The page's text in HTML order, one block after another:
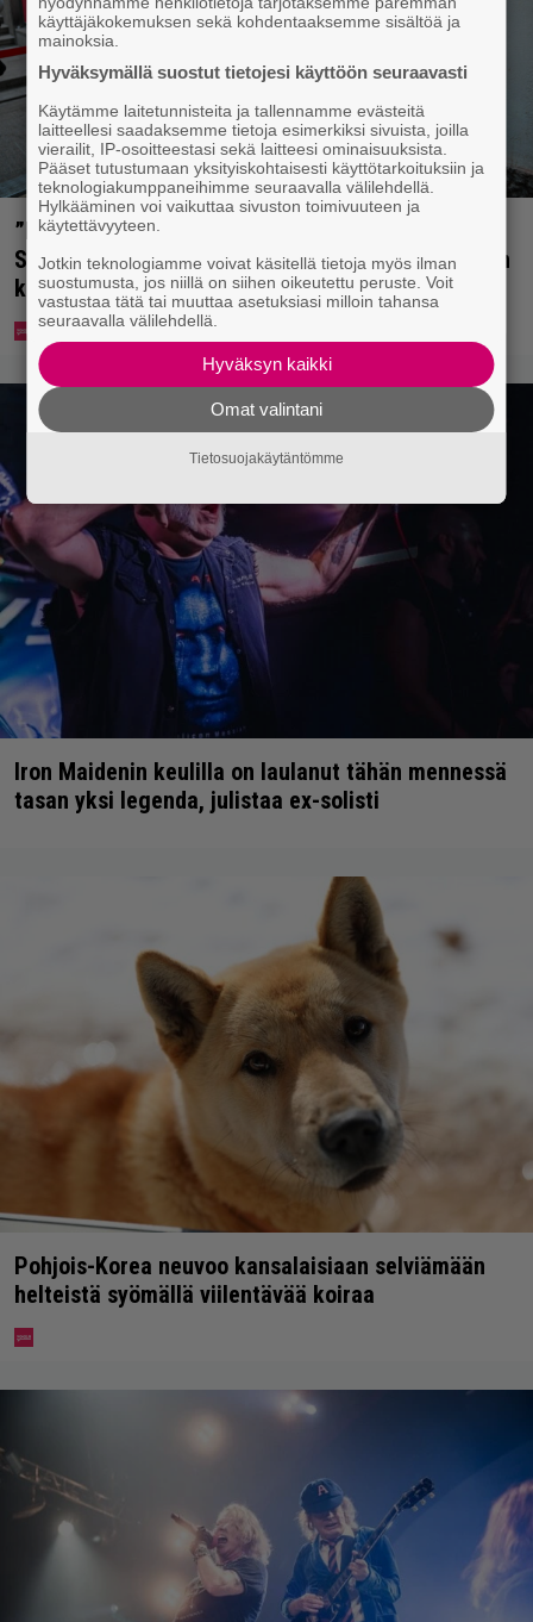
”Mitä isompi vehje, sen paremmin kulkee” –
Susanna Penttilä suuntasi Bangbussinsa Helsingin
keskustaan
Iron Maidenin keulilla on laulanut tähän mennessä
tasan yksi legenda, julistaa ex-solisti
Pohjois-Korea neuvoo kansalaisiaan selviämään
helteistä syömällä viilentävää koiraa
käyttäjäkokemuksen sekä kohdentaaksemme sisältöä ja
mainoksia.
Hyväksymällä suostut tietojesi käyttöön seuraavasti
Käytämme laitetunnisteita ja tallennamme evästeitä
laitteellesi saadaksemme tietoja esimerkiksi sivuista, joilla
vierailit, IP-osoitteestasi sekä laitteesi ominaisuuksista.
Pääset tutustumaan yksityiskohtaisesti käyttötarkoituksiin ja
teknologiakumppaneihimme seuraavalla välilehdellä.
Hylkääminen voi vaikuttaa sivuston toimivuuteen ja
käytettävyyteen.
Jotkin teknologiamme voivat käsitellä tietoja myös ilman
suostumusta, jos niillä on siihen oikeutettu peruste. Voit
vastustaa tätä tai muuttaa asetuksiasi milloin tahansa
seuraavalla välilehdellä.
Hyväksyn kaikki
Omat valintani
Tietosuojakäytäntömme